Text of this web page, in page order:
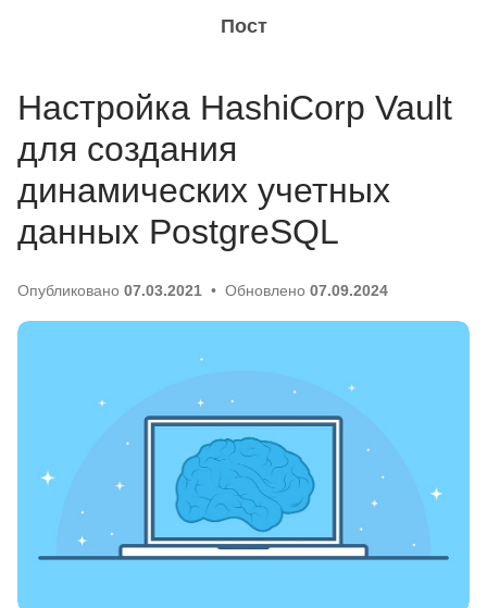
Пост
Настройка HashiCorp Vault
для создания
динамических учетных
данных PostgreSQL
Опубликовано 07.03.2021 Обновлено 07.09.2024